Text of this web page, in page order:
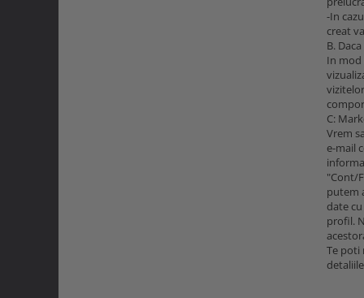
-In
creat
B.
In mod
C:
Vrem
e-mail
"Cont/
putem
date
profil.
Te poti